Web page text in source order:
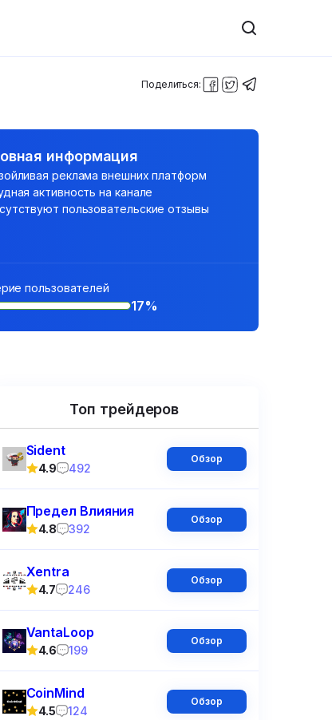
Поделиться:
информация
реклама внешних платформ
активность на канале
пользовательские отзывы
пользователей
17%
Топ трейдеров
Sident
4.9 492
Обзор
Предел Влияния
4.8 392
Обзор
Xentra
4.7 246
Обзор
VantaLoop
4.6 199
Обзор
CoinMind
4.5 124
Обзор